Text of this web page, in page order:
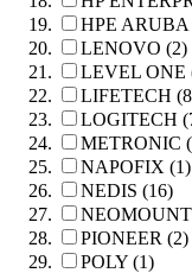
HPE ARUBA
LENOVO (2)
LEVEL ONE
LIFETECH
LOGITECH
METRONIC
NAPOFIX (1)
NEDIS (16)
PIONEER (2)
POLY (1)